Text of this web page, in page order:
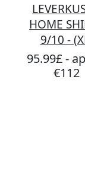
HOME
9/10 -
95.99£ -
€112